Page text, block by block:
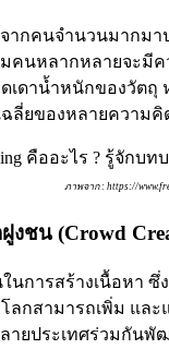
ากคนจำนวนมากม
คนหลากหลายจะมี
ดเดาน้ำหนักของวัต
ลี่ยของหลายความคิ
ภาพจาก : https://
งชน (Crowd
นการสร้างเนื้อหา
โลกสามารถเพิ่ม แล
ยประเทศร่วมกันพัฒ